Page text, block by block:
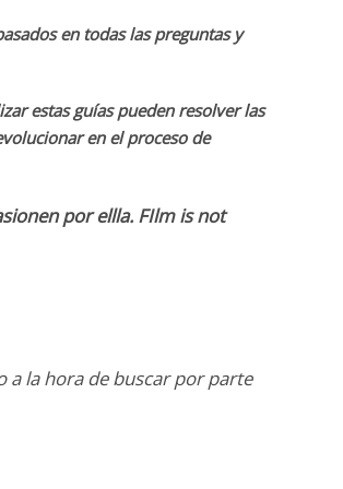
en todas las preguntas y
estas guías pueden resolver las
en el proceso de
por ellla. FIlm is not
la hora de buscar por parte